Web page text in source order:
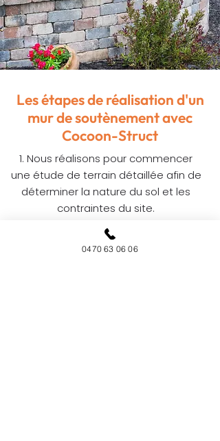
Les étapes de réalisation d'un
mur de soutènement avec
Cocoon-Struct
Nous réalisons pour commencer
une étude de terrain détaillée afin de
déterminer la nature du sol et les
contraintes du site.
Ensuite, nous concevons un plan
personnalisé en tenant compte de
0470 63 06 06